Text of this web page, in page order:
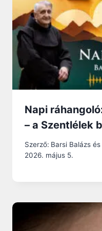
Napi
– a Szentlélek
Szerző: Barsi Balázs
2026. május 5.